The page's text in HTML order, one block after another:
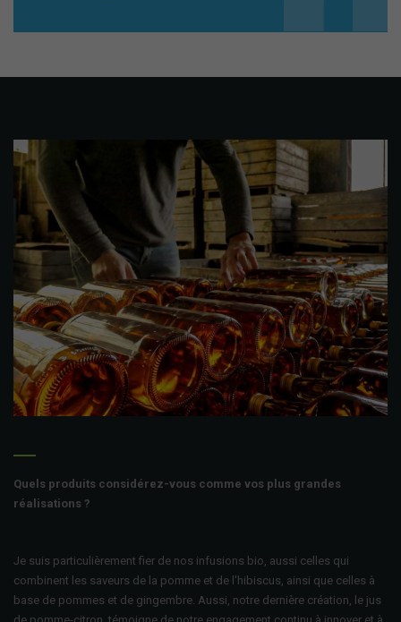
Quels produits considérez-vous comme vos plus grandes
réalisations ?
Je suis particulièrement fier de nos infusions bio, aussi celles qui
combinent les saveurs de la pomme et de l'hibiscus, ainsi que celles à
base de pommes et de gingembre. Aussi, notre dernière création, le jus